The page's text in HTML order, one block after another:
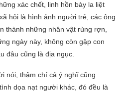
xác chết, linh hồn bày la liệt
hội là hình ảnh người trẻ, các ông
thành những nhân vật rùng rợn,
ngày này, không còn gặp con
đâu cũng là địa ngục.
nói, thậm chí cả ý nghĩ cũng
dọa nạt người khác, đó đều là